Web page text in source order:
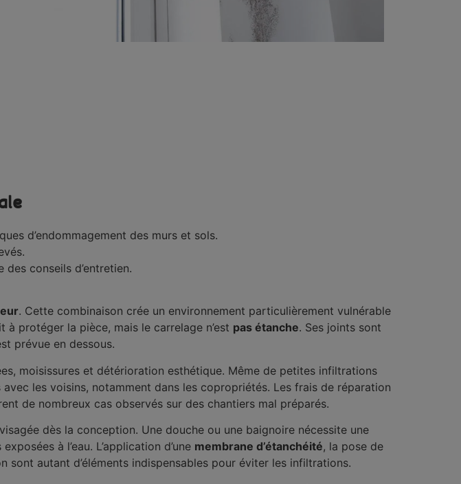
d’endommagement des murs et sols.
conseils d’entretien.
. Cette combinaison crée un environnement particulièrement vulnérable
protéger la pièce, mais le carrelage n’est pas étanche. Ses joints sont
prévue en dessous.
moisissures et détérioration esthétique. Même de petites infiltrations
les voisins, notamment dans les copropriétés. Les frais de réparation
de nombreux cas observés sur des chantiers mal préparés.
dès la conception. Une douche ou une baignoire nécessite une
à l’eau. L’application d’une membrane d’étanchéité, la pose de
autant d’éléments indispensables pour éviter les infiltrations.